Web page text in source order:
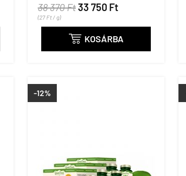
38 370 Ft33 750 Ft
(27 Ft / g)
 KOSÁRBA
-12%